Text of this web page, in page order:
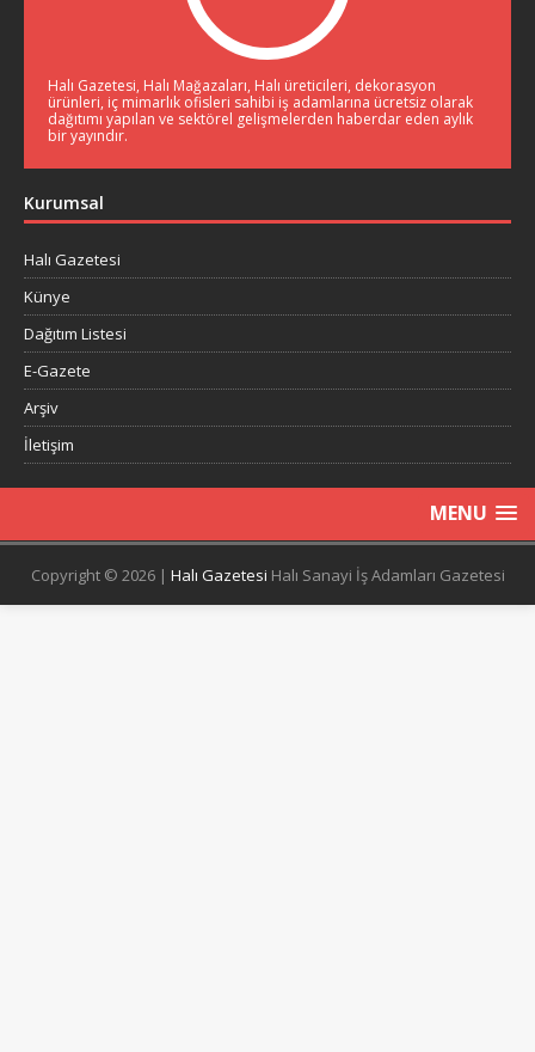
Halı Gazetesi, Halı Mağazaları, Halı üreticileri, dekorasyon
ürünleri, iç mimarlık ofisleri sahibi iş adamlarına ücretsiz olarak
dağıtımı yapılan ve sektörel gelişmelerden haberdar eden aylık
bir yayındır.
Kurumsal
Halı Gazetesi
Künye
Dağıtım Listesi
E-Gazete
Arşiv
İletişim
MENU
Copyright © 2026 | Halı Gazetesi Halı Sanayi İş Adamları Gazetesi